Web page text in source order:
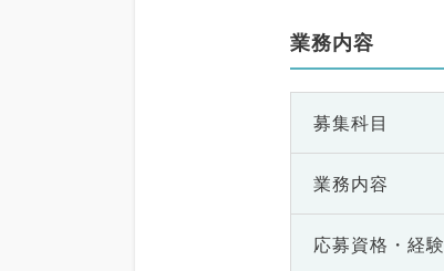
業務内容
募集科目
業務内容
応募資格・ 経験